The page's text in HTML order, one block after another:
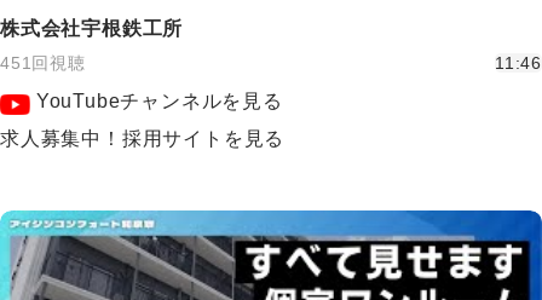
株式会社宇根鉄工所
451回視聴 11:46
YouTubeチャンネルを見る
求人募集中！採用サイトを見る